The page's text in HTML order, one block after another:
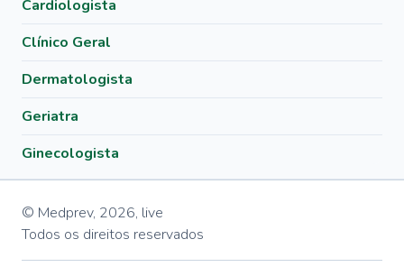
Cardiologista
Clínico Geral
Dermatologista
Geriatra
Ginecologista
© Medprev, 2026, live
Todos os direitos reservados